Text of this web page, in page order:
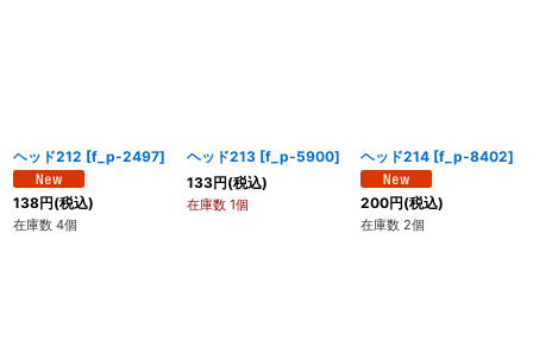
ヘッド212 [f_p-2497]
138円(税込)
在庫数 4個
ヘッド213 [f_p-5900]
133円(税込)
在庫数 1個
ヘッド214 [f_p-8402]
200円(税込)
在庫数 2個